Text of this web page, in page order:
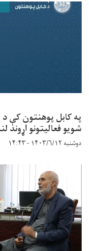
په کابل پوهنتون کې د
شویو فعالیتونو اړوند
دوشنبه ۱۴۰۳/۶/۱۲ - ۱۴:۴۳